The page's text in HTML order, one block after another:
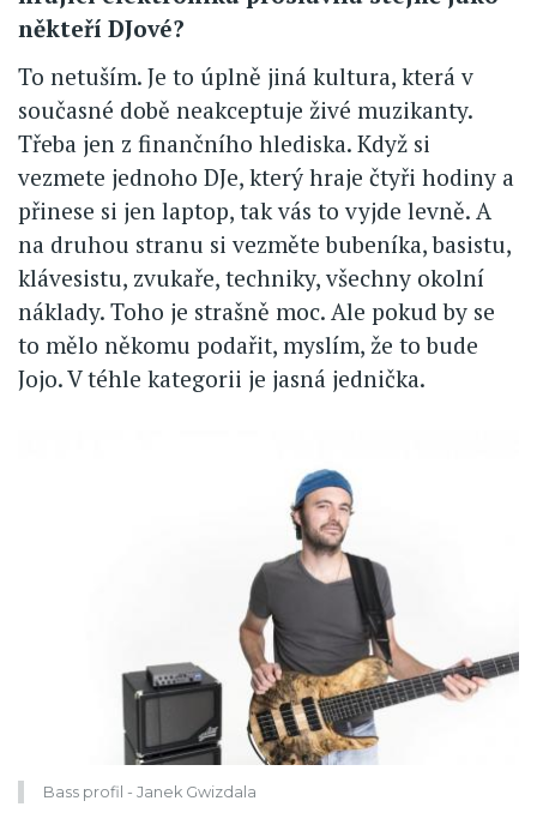
někteří DJové?
To netuším. Je to úplně jiná kultura, která v
současné době neakceptuje živé muzikanty.
Třeba jen z finančního hlediska. Když si
vezmete jednoho DJe, který hraje čtyři hodiny a
přinese si jen laptop, tak vás to vyjde levně. A
na druhou stranu si vezměte bubeníka, basistu,
klávesistu, zvukaře, techniky, všechny okolní
náklady. Toho je strašně moc. Ale pokud by se
to mělo někomu podařit, myslím, že to bude
Jojo. V téhle kategorii je jasná jednička.
Bass profil - Janek Gwizdala